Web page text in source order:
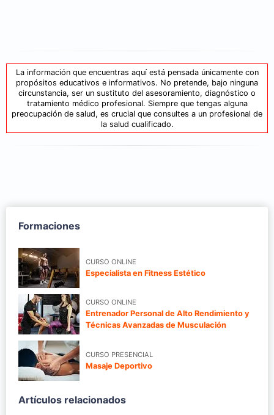
La información que encuentras aquí está pensada únicamente con
propósitos educativos e informativos. No pretende, bajo ninguna
circunstancia, ser un sustituto del asesoramiento, diagnóstico o
tratamiento médico profesional. Siempre que tengas alguna
preocupación de salud, es crucial que consultes a un profesional de
la salud cualificado.
Formaciones
CURSO ONLINE
Especialista en Fitness Estético
CURSO ONLINE
Entrenador Personal de Alto Rendimiento y
Técnicas Avanzadas de Musculación
CURSO PRESENCIAL
Masaje Deportivo
Artículos relacionados